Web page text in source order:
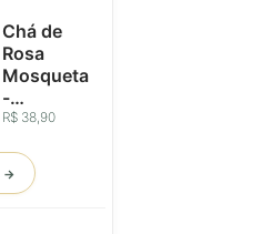
Chá de
Rosa
Mosqueta
-
Importado
-
Pseudofru
R$ 38,90